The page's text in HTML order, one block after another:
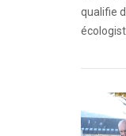
qualifie